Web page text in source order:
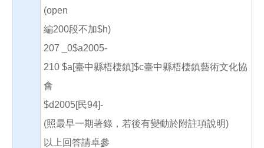
(open
編200段不加$h)
207 _0$a2005-
210 $a[臺中縣梧棲鎮]$c臺中縣梧棲鎮藝術文化協
會
$d2005[民94]-
(照最早一期著錄，若後有變動於附註項說明)
以上回答請卓參